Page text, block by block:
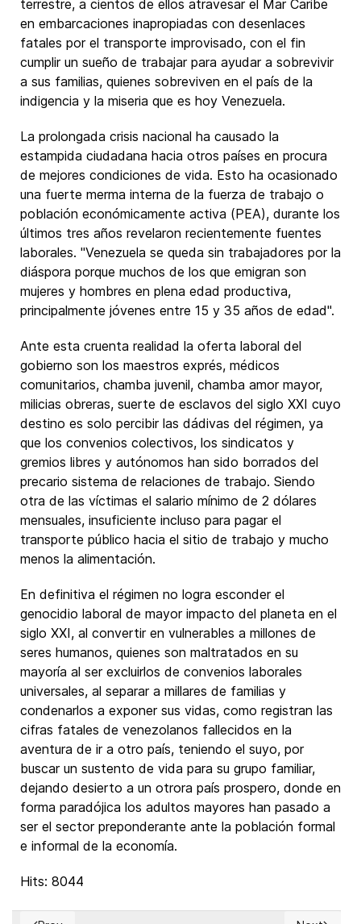
terrestre, a cientos de ellos atravesar el Mar Caribe
en embarcaciones inapropiadas con desenlaces
fatales por el transporte improvisado, con el fin
cumplir un sueño de trabajar para ayudar a sobrevivir
a sus familias, quienes sobreviven en el país de la
indigencia y la miseria que es hoy Venezuela.
La prolongada crisis nacional ha causado la
estampida ciudadana hacia otros países en procura
de mejores condiciones de vida. Esto ha ocasionado
una fuerte merma interna de la fuerza de trabajo o
población económicamente activa (PEA), durante los
últimos tres años revelaron recientemente fuentes
laborales. "Venezuela se queda sin trabajadores por la
diáspora porque muchos de los que emigran son
mujeres y hombres en plena edad productiva,
principalmente jóvenes entre 15 y 35 años de edad".
Ante esta cruenta realidad la oferta laboral del
gobierno son los maestros exprés, médicos
comunitarios, chamba juvenil, chamba amor mayor,
milicias obreras, suerte de esclavos del siglo XXI cuyo
destino es solo percibir las dádivas del régimen, ya
que los convenios colectivos, los sindicatos y
gremios libres y autónomos han sido borrados del
precario sistema de relaciones de trabajo. Siendo
otra de las víctimas el salario mínimo de 2 dólares
mensuales, insuficiente incluso para pagar el
transporte público hacia el sitio de trabajo y mucho
menos la alimentación.
En definitiva el régimen no logra esconder el
genocidio laboral de mayor impacto del planeta en el
siglo XXI, al convertir en vulnerables a millones de
seres humanos, quienes son maltratados en su
mayoría al ser excluirlos de convenios laborales
universales, al separar a millares de familias y
condenarlos a exponer sus vidas, como registran las
cifras fatales de venezolanos fallecidos en la
aventura de ir a otro país, teniendo el suyo, por
buscar un sustento de vida para su grupo familiar,
dejando desierto a un otrora país prospero, donde en
forma paradójica los adultos mayores han pasado a
ser el sector preponderante ante la población formal
e informal de la economía.
Hits: 8044